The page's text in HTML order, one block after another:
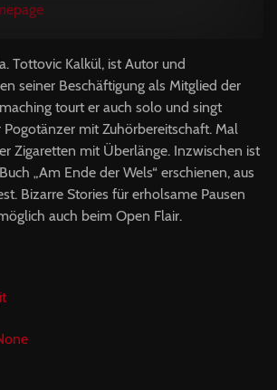
Tottovic Kalkül, ist Autor und
seiner Beschäftigung als Mitglied der
tourt er auch solo und singt
mit Zuhörbereitschaft. Mal
Zigaretten mit Überlänge. Inzwischen ist
„Am Ende der Wels“ erschienen, aus
Bizarre Stories für erholsame Pausen
auch beim Open Flair.